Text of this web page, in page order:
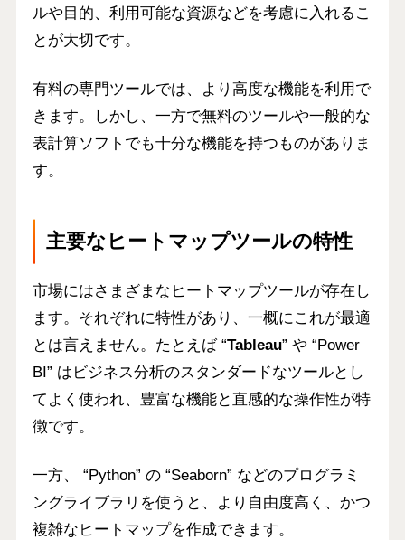
ルや目的、利用可能な資源などを考慮に入れるこ
とが大切です。
有料の専門ツールでは、より高度な機能を利用で
きます。しかし、一方で無料のツールや一般的な
表計算ソフトでも十分な機能を持つものがありま
す。
主要なヒートマップツールの特性
市場にはさまざまなヒートマップツールが存在し
ます。それぞれに特性があり、一概にこれが最適
とは言えません。たとえば “Tableau” や “ Power
BI ” は ビジネス分析のスタンダードなツールとし
てよく使われ、豊富な機能と直感的な操作性が特
徴です。
一方、 “Python” の “Seaborn” などのプログラミ
ングライブラリを使うと、より自由度高く、かつ
複雑なヒートマップを作成できます。